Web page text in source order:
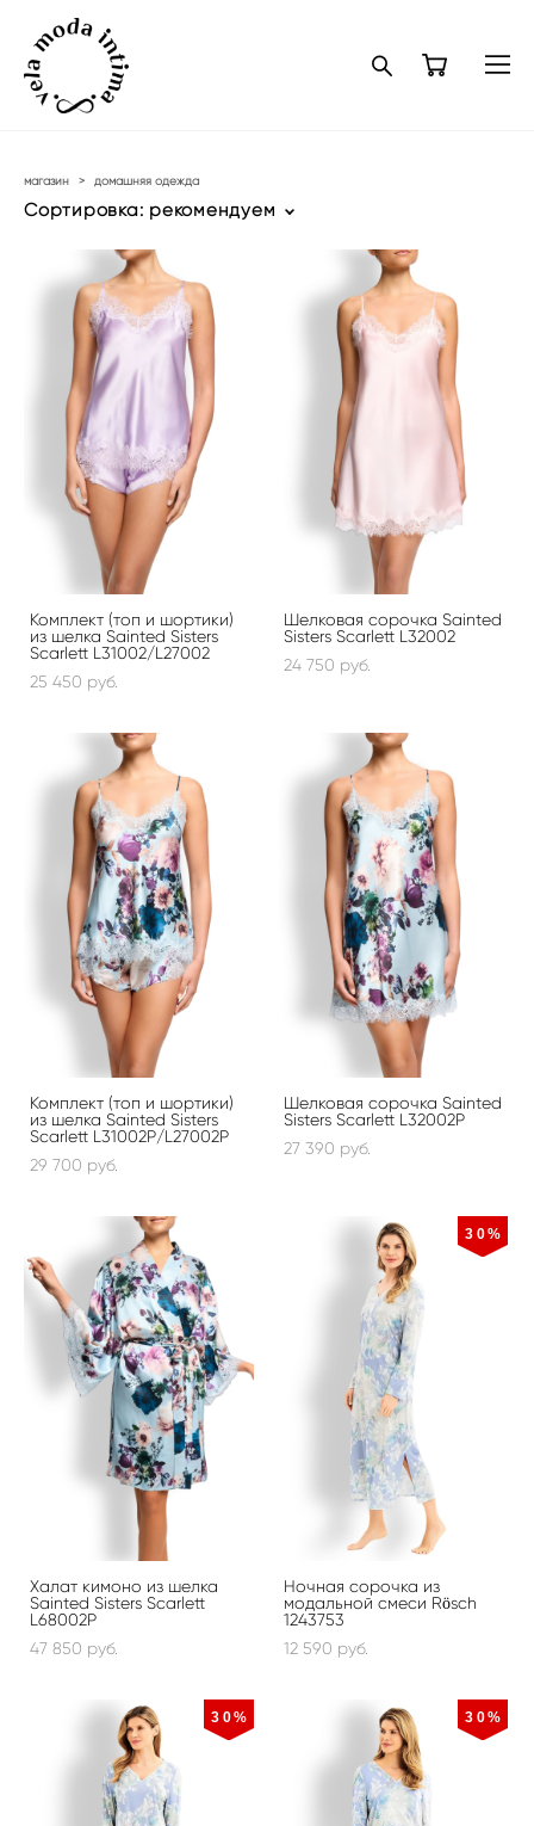
магазин > домашняя одежда
Сортировка: рекомендуем
Комплект (топ и шортики)
из шелка Sainted Sisters
Scarlett L31002/L27002
25 450 pуб.
Шелковая сорочка Sainted
Sisters Scarlett L32002
24 750 pуб.
Комплект (топ и шортики)
из шелка Sainted Sisters
Scarlett L31002P/L27002P
29 700 pуб.
Шелковая сорочка Sainted
Sisters Scarlett L32002P
27 390 pуб.
Халат кимоно из шелка
Sainted Sisters Scarlett
L68002P
47 850 pуб.
30%
Ночная сорочка из
модальной смеси Rösch
1243753
12 590 pуб.
30% 30%